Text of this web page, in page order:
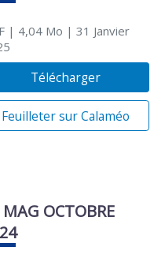
| 4,04 Mo | 31 Janvier
Télécharger
Feuilleter sur Calaméo
MAG OCTOBRE